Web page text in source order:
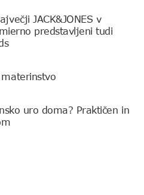
JACK&JONES v
predstavljeni tudi
materinstvo
uro doma? Praktičen in